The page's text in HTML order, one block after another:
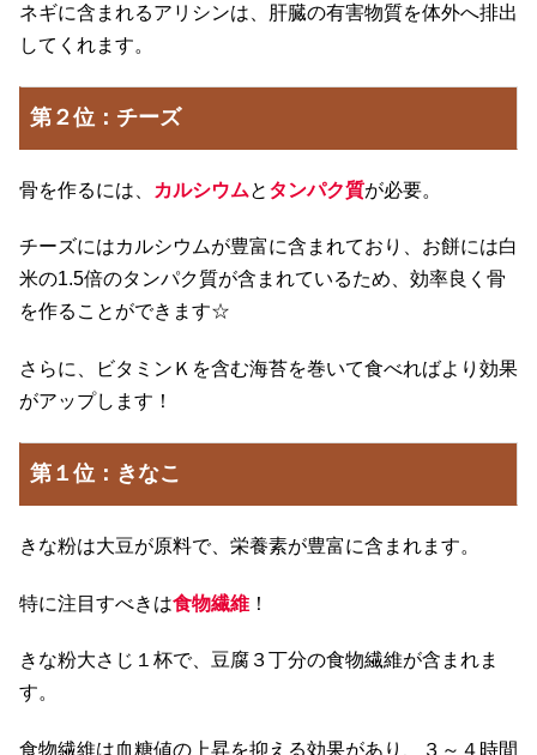
ネギに含まれるアリシンは、肝臓の有害物質を体外へ排出
してくれます。
第２位：チーズ
骨を作るには、 カルシウムと タンパク質が必要。
チーズにはカルシウムが豊富に含まれており、お餅には白
米の1.5倍のタンパク質が含まれているため、効率良く骨
を作ることができます☆
さらに、ビタミンＫを含む海苔を巻いて食べればより効果
がアップします！
第１位：きなこ
きな粉は大豆が原料で、栄養素が豊富に含まれます。
特に注目すべきは食物繊維 ！
きな粉大さじ１杯で、豆腐３丁分の食物繊維が含まれま
す。
食物繊維は血糖値の上昇を抑える効果があり、３～４時間